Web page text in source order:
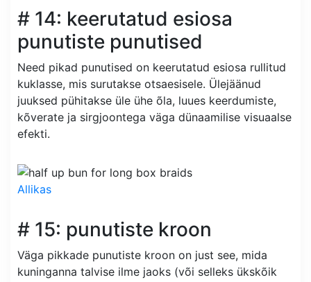
# 14: keerutatud esiosa
punutiste punutised
Need pikad punutised on keerutatud esiosa rullitud
kuklasse, mis surutakse otsaesisele. Ülejäänud
juuksed pühitakse üle ühe õla, luues keerdumiste,
kõverate ja sirgjoontega väga dünaamilise visuaalse
efekti.
Allikas
# 15: punutiste kroon
Väga pikkade punutiste kroon on just see, mida
kuninganna talvise ilme jaoks (või selleks ükskõik